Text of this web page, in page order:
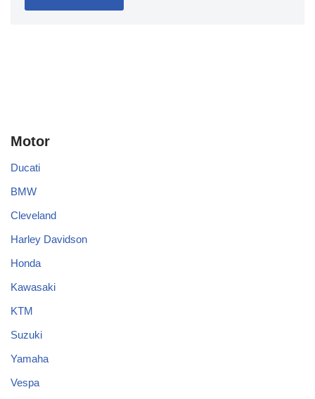
Motor
Ducati
BMW
Cleveland
Harley Davidson
Honda
Kawasaki
KTM
Suzuki
Yamaha
Vespa